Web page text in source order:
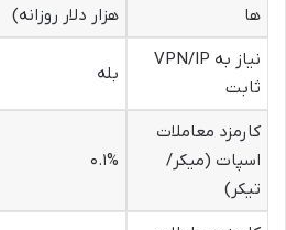
ها
هزار دلار روزانه)
نیاز به VPN/IP
ثابت
بله
کارمزد معاملات
اسپات (میکر/
تیکر)
۰.۱%